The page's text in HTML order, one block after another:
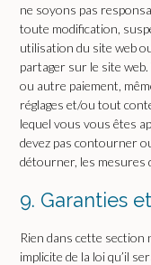
ne soyons pas
toute modification,
utilisation du site web
partager sur le site
ou autre paiement,
réglages et/ou tout
lequel vous vous êtes
devez pas contourner
détourner, les mesures
9. Garanties
Rien dans cette section
implicite de la loi qu’il